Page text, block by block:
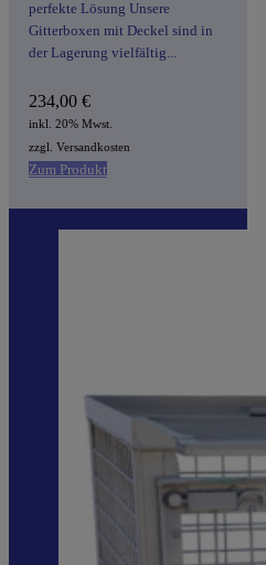
perfekte Lösung Unsere
Gitterboxen mit Deckel sind in
der Lagerung vielfältig...
234,00€
inkl. 20% Mwst.
zzgl. Versandkosten
Zum Produkt